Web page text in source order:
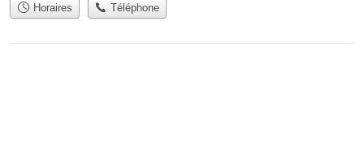
Horaires Téléphone